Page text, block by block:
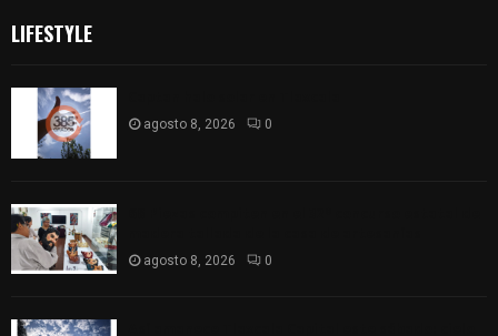
LIFESTYLE
agosto 8, 2026 0
agosto 8, 2026 0